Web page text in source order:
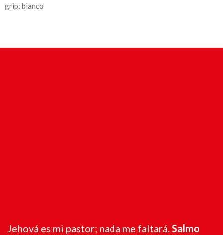
grip: blanco
Jehová es mi pastor; nada me faltará.Salmo